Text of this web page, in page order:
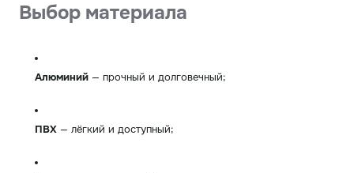
Выбор материала
Алюминий — прочный и долговечный;
ПВХ — лёгкий и доступный;